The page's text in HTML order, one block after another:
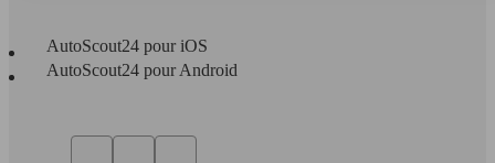
AutoScout24 pour iOS
AutoScout24 pour Android